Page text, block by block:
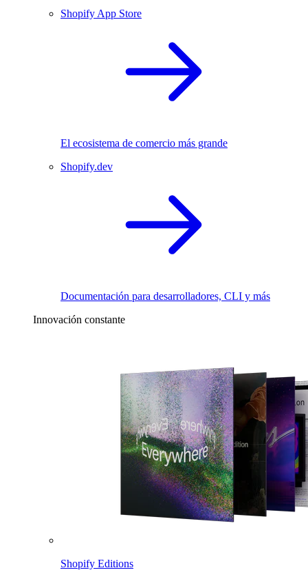
Shopify App Store
El ecosistema de comercio más grande
Shopify.dev
Documentación para desarrolladores, CLI y más
Innovación constante
Shopify Editions